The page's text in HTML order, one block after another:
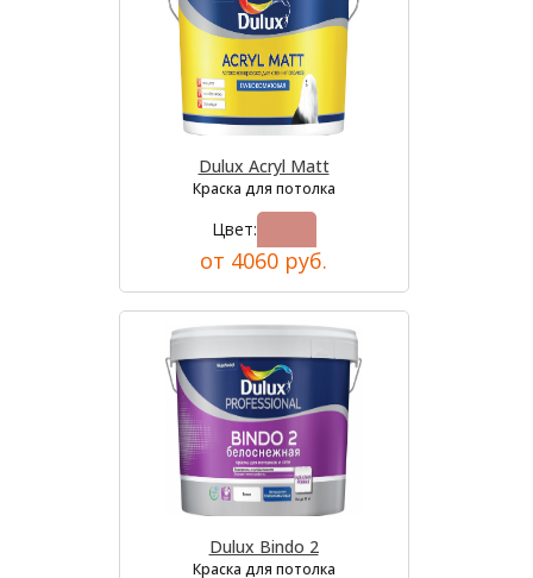
Dulux Acryl Matt
Краска для потолка
Цвет:
от 4060 руб.
Dulux Bindo 2
Краска для потолка